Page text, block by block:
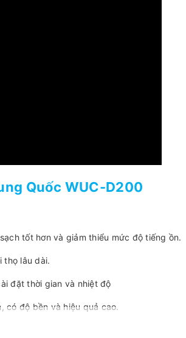
Quốc WUC-D200
tốt hơn và giảm thiểu mức độ tiếng ồn.
thọ lâu dài.
đặt thời gian và nhiệt độ
có độ bền và hiệu quả cao.